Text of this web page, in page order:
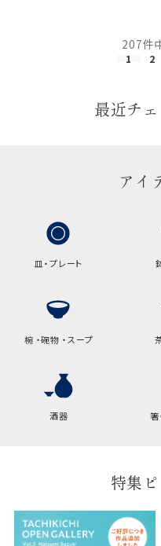
207件
1 2
最近チ
アイ
皿・プレート
椀 ・碗物 ・スープ
酒器 箸
特集